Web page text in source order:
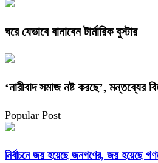
ঘরে যেভাবে বানাবেন টার্মারিক বুস্টার
‘নারীবাদ সমাজ নষ্ট করছে’, মন্তব্যের
Popular Post
নির্বাচনে জয় হয়েছে জনগণের, জয় হয়েছে